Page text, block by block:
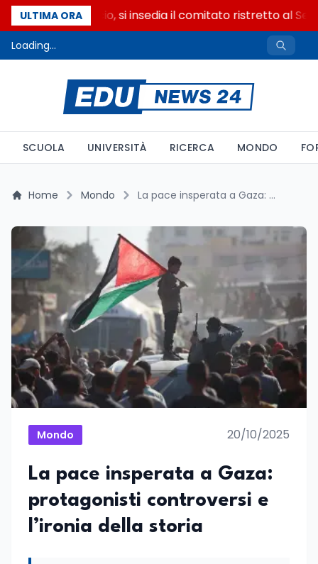
ULTIMA ORA
Riforma del calcio, si insedia il comitato ristretto al
Loading...
SCUOLA UNIVERSITÀ RICERCA MONDO
Home Mondo La pace insperata a Gaza: protagonisti controversi e l’ironia della storia
Mondo 20/10/2025
La pace insperata a Gaza:
protagonisti controversi e
l’ironia della storia